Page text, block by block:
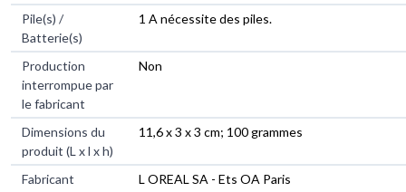
Pile(s) /
Batterie(s)
1 A nécessite des piles.
Production
interrompue par
le fabricant
Non
Dimensions du
produit (L x l x h)
11,6 x 3 x 3 cm; 100 grammes
Fabricant
L OREAL SA - Ets OA Paris